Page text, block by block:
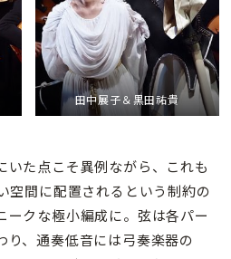
田中展子＆黒田祐貴
た点こそ異例ながら、これも
空間に配置されるという制約の
ークな極小編成に。弦は各パー
り、通奏低音には弓奏楽器の